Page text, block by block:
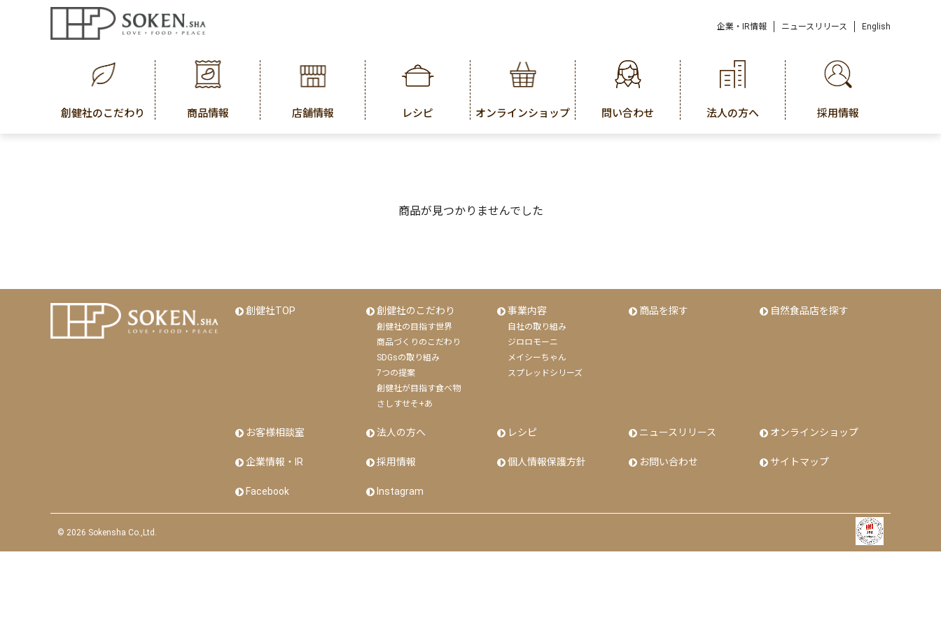
企業・IR情報 ニュースリリース English
創健社のこだわり 商品情報 店舗情報 レシピ オンラインショップ 問い合わせ 法人の方へ 採用情報
商品が見つかりませんでした
創健社TOP 創健社のこだわり
創健社の目指す世界
商品づくりのこだわり
SDGsの取り組み
7つの提案
創健社が目指す食べ物
さしすせそ+あ
事業内容
自社の取り組み
ジロロモーニ
メイシーちゃん
スプレッドシリーズ
商品を探す 自然食品店を探す
お客様相談室 法人の方へ レシピ ニュースリリース オンラインショップ
企業情報・IR 採用情報 個人情報保護方針 お問い合わせ サイトマップ
Facebook Instagram
© 2026 Sokensha Co.,Ltd.